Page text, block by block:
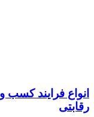
فرایند کسب‌ و